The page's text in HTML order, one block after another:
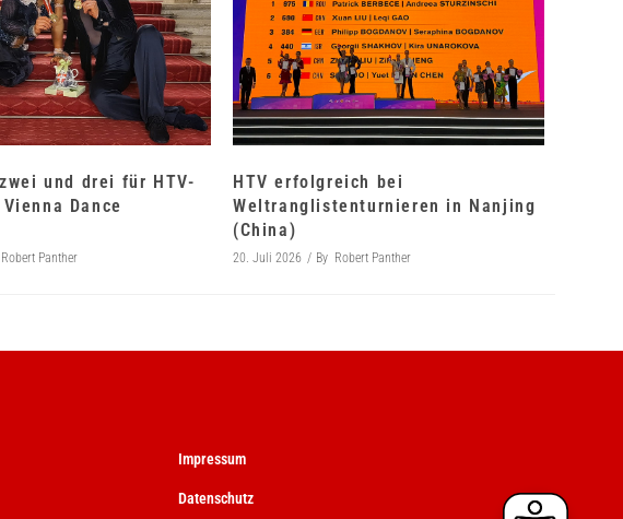
und drei für HTV-
Dance
Robert Panther
HTV erfolgreich bei
Weltranglistenturnieren in Nanjing
(China)
20. Juli 2026 By Robert Panther
Impressum
Datenschutz